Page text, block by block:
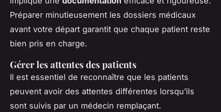
Préparer minutieusement les dossiers médicaux
avant votre départ garantit que chaque patient reste
bien pris en charge.
Gérer les attentes des patients
Il est essentiel de reconnaître que les patients
peuvent avoir des attentes différentes lorsqu’ils
sont suivis par un médecin remplaçant.